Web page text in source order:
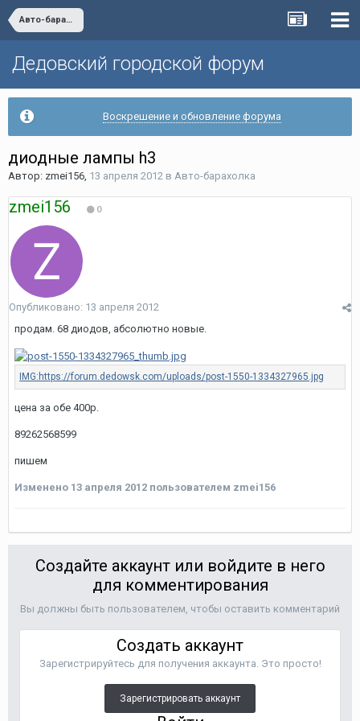
Авто-барахолка
Дедовский городской форум
Воскрешение и обновление форума
диодные лампы h3
Автор: zmei156, 13 апреля 2012 в Авто-барахолка
zmei156 0
Опубликовано: 13 апреля 2012
продам. 68 диодов, абсолютно новые.
цена за обе 400р.
89262568599
пишем
Изменено 13 апреля 2012 пользователем zmei156
Создайте аккаунт или войдите в него
для комментирования
Вы должны быть пользователем, чтобы оставить комментарий
Создать аккаунт
Зарегистрируйтесь для получения аккаунта. Это просто!
Зарегистрировать аккаунт